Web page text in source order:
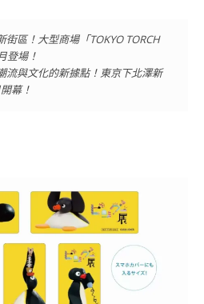
街區！大型商場「TOKYO TORCH
登場！
流與文化的新據點！東京下北澤新
幕！